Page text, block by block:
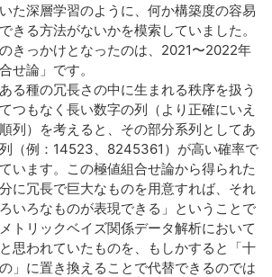
た深層学習のように、何か構築度の容易
きる方法がないかを模索していました。
きっかけとなったのは、2021〜2022年
せ論」です。
る種の冗長さの中に生まれる秩序を扱う
つもなく長い数字の列（より正確にいえ
列）を考えると、その部分系列としてあ
（例：14523、8245361）が高い確率で
います。この極値組合せ論から得られた
に冗長で巨大なものを用意すれば、それ
いろなものが表現できる」ということで
トリックベイズ関係データ解析において
思われていたものを、もしかすると「十
」に置き換えることで代替できるのでは